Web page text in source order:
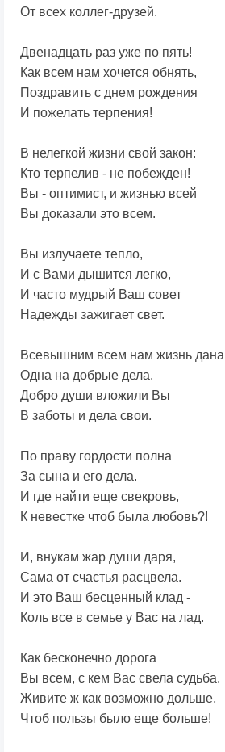
От всех коллег-друзей.
Двенадцать раз уже по пять!
Как всем нам хочется обнять,
Поздравить с днем рождения
И пожелать терпения!
В нелегкой жизни свой закон:
Кто терпелив - не побежден!
Вы - оптимист, и жизнью всей
Вы доказали это всем.
Вы излучаете тепло,
И с Вами дышится легко,
И часто мудрый Ваш совет
Надежды зажигает свет.
Всевышним всем нам жизнь дана
Одна на добрые дела.
Добро души вложили Вы
В заботы и дела свои.
По праву гордости полна
За сына и его дела.
И где найти еще свекровь,
К невестке чтоб была любовь?!
И, внукам жар души даря,
Сама от счастья расцвела.
И это Ваш бесценный клад -
Коль все в семье у Вас на лад.
Как бесконечно дорога
Вы всем, с кем Вас свела судьба.
Живите ж как возможно дольше,
Чтоб пользы было еще больше!